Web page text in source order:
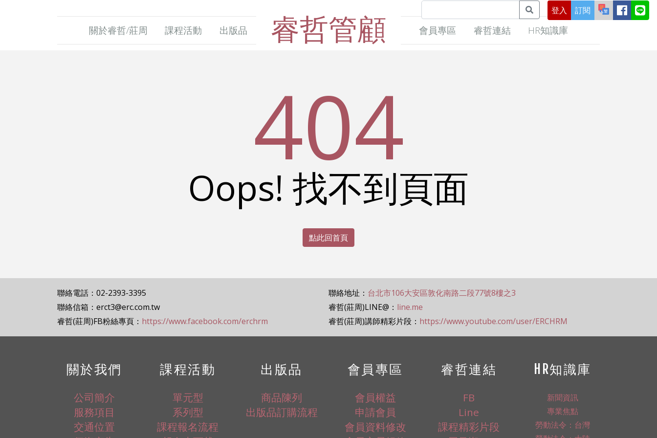
訂閱
登入
睿哲管顧
關於睿哲/莊周 課程活動 出版品 會員專區 睿哲連結 HR知識庫
404
Oops! 找不到頁面
點此回首頁
聯絡電話：02-2393-3395 聯絡地址： 台北市106大安區敦化南路二段77號8樓之3
聯絡信箱：erct3@erc.com.tw
睿哲(莊周)LINE@： line.me
睿哲(莊周)FB粉絲專頁： https://www.facebook.com/erchrm 睿哲(莊周)講師精彩片段： https://www.youtube.com/user/ERCHRM
關於我們
公司簡介
服務項目
交通位置
課程活動
單元型
系列型
課程報名流程
出版品
商品陳列
出版品訂購流程
會員專區
會員權益
申請會員
會員資料修改
睿哲連結
FB
Line
課程精彩片段
HR知識庫
新聞資訊
專業焦點
勞動法令：台灣